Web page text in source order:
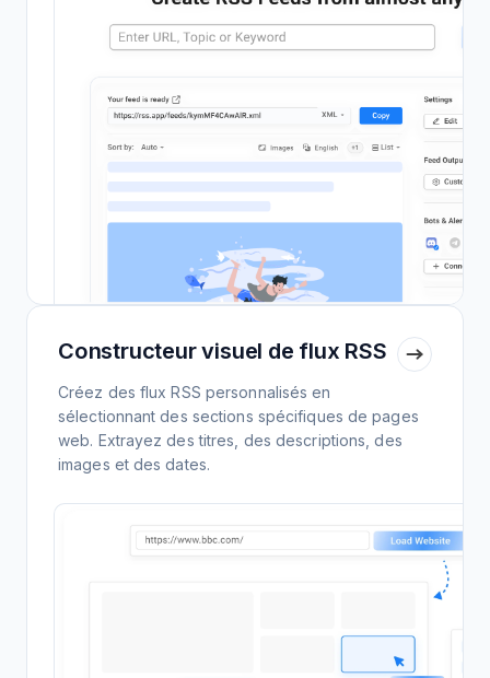
Constructeur visuel de flux RSS
Créez des flux RSS personnalisés en
sélectionnant des sections spécifiques de pages
web. Extrayez des titres, des descriptions, des
images et des dates.